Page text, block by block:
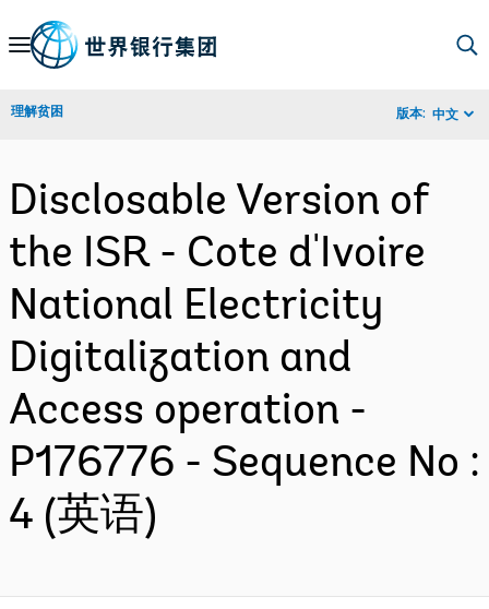
Skip
Navigation
理解贫困 版本: 中文
Disclosable Version of
the ISR - Cote d'Ivoire
National Electricity
Digitalization and
Access operation -
P176776 - Sequence No :
4 (英语)